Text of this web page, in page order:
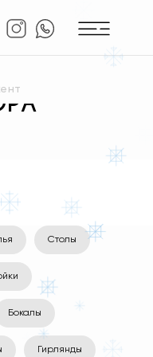
Столы
Бокалы
Гирлянды